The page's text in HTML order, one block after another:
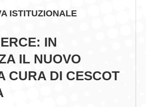
GASTRONOMICI
E NEWS
ISTITUZIONALE
IN
IL NUOVO
CURA DI CESCOT